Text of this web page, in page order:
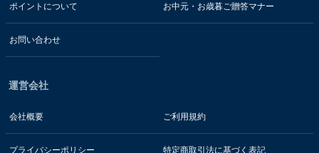
ポイントについて お中元・お歳暮ご贈答マナー
お問い合わせ
運営会社
会社概要 ご利用規約
プライバシーポリシー 特定商取引法に基づく表記